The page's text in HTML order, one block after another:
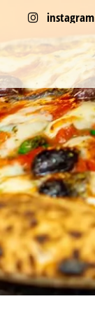
instagram